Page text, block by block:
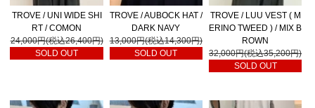
TROVE / UNI WIDE SHI
RT / COMON
24,000円(税込26,400円)
SOLD OUT
TROVE / AUBOCK HAT /
DARK NAVY
13,000円(税込14,300円)
SOLD OUT
TROVE / LUU VEST ( M
ERINO TWEED ) / MIX B
ROWN
32,000円(税込35,200円)
SOLD OUT